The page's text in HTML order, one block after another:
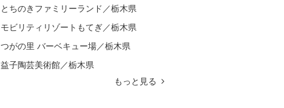
とちのきファミリーランド／栃木県
モビリティリゾートもてぎ／栃木県
つがの里 バーベキュー場／栃木県
益子陶芸美術館／栃木県
もっと見る